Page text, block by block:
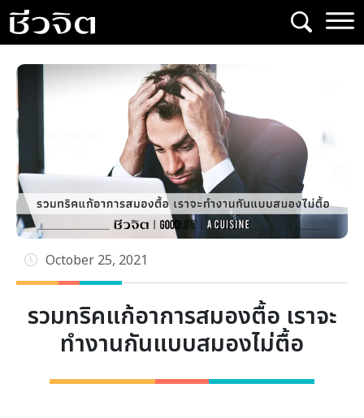
Skip
to
content
October 25, 2021
รวมทริคแก้อาการสมองตื้อ เราจะ
ทำงานกันแบบสมองไม่ตื้อ